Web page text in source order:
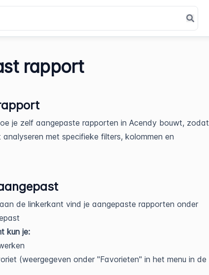
rapport
je zelf aangepaste rapporten in Acendy bouwt, zodat
analyseren met specifieke filters, kolommen en
de linkerkant vind je aangepaste rapporten onder
kun je:
(weergegeven onder "Favorieten" in het menu in de